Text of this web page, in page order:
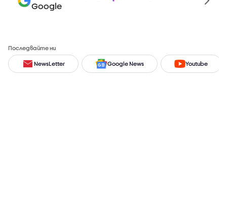
Google
Последвайте ни
NewsLetter Google News Youtube